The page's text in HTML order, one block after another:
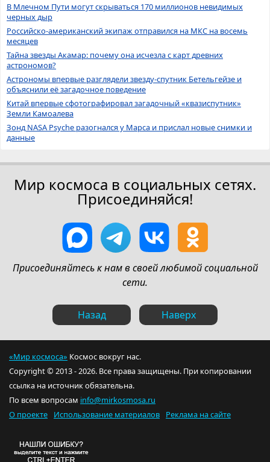
В Млечном Пути могут скрываться 170 миллионов невидимых
черных дыр
Российско-американский экипаж отправился на МКС на восемь
месяцев
Тайна звезды Акамар: почему она исчезла с карт древних
астрономов?
Астрономы впервые разглядели звезду-спутник Бетельгейзе и
объяснили её загадочное поведение
Китай впервые сфотографировал загадочный «квазиспутник»
Земли Камоалева
Зонд NASA Psyche разогнался у Марса и прислал новые снимки и
данные
Мир космоса в социальных сетях.
Присоединяйся!
Присоединяйтесь к нам в своей любимой социальной
сети.
Назад Наверх
«Мир космоса» Космос вокруг нас.
Copyright © 2013 - 2026. Все права защищены. При копировании
ссылка на источник обязательна.
По всем вопросам info@mirkosmosa.ru
О проекте
Использование материалов Реклама на сайте